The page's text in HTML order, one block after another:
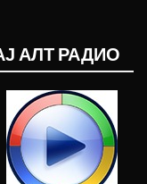
АЛТ РАДИО